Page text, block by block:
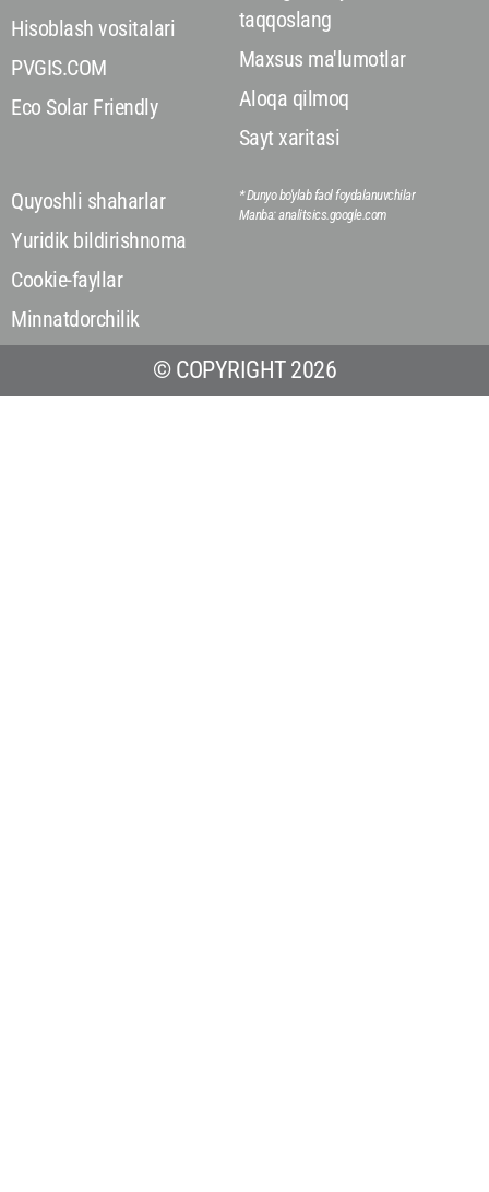
Hisoblash vositalari
PVGIS.COM
Eco Solar Friendly
Quyoshli shaharlar
Yuridik bildirishnoma
Cookie-fayllar
Minnatdorchilik
taqqoslang
Maxsus ma'lumotlar
Aloqa qilmoq
Sayt xaritasi
* Dunyo bo'ylab faol foydalanuvchilar
Manba: analitsics.google.com
© COPYRIGHT 2026